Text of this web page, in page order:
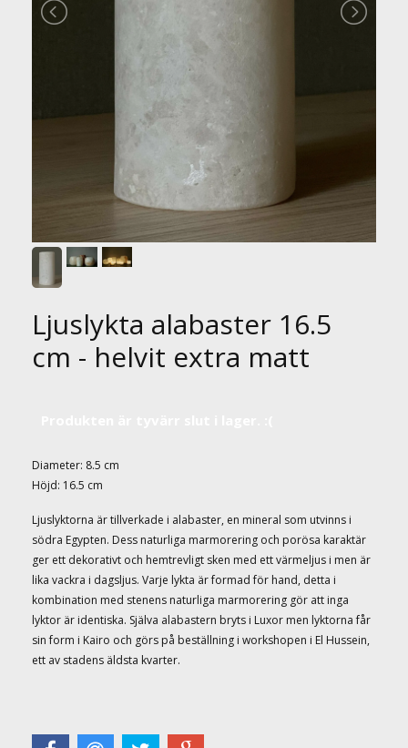
Ljuslykta alabaster 16.5
cm - helvit extra matt
Diameter: 8.5 cm
Höjd: 16.5 cm
Ljuslyktorna är tillverkade i alabaster, en mineral som utvinns i
södra Egypten. Dess naturliga marmorering och porösa karaktär
ger ett dekorativt och hemtrevligt sken med ett värmeljus i men är
lika vackra i dagsljus. Varje lykta är formad för hand, detta i
kombination med stenens naturliga marmorering gör att inga
lyktor är identiska. Själva alabastern bryts i Luxor men lyktorna får
sin form i Kairo och görs på beställning i workshopen i El Hussein,
ett av stadens äldsta kvarter.